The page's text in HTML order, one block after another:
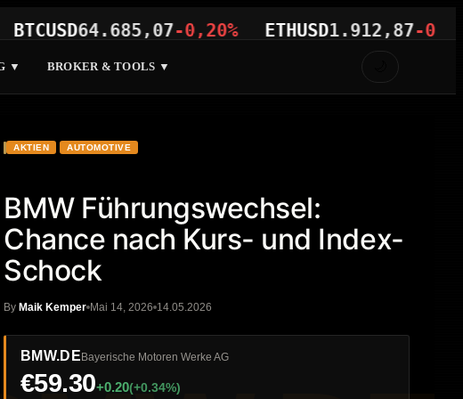
64.685,07-0,20% ETHUSD1.912,87-0,15%
▼ BROKER & TOOLS ▼
AKTIEN AUTOMOTIVE
BMW Führungswechsel:
Chance nach Kurs- und Index-
Schock
By Maik Kemper Mai 14, 2026 14.05.2026
BMW.DEBayerische Motoren Werke AG
€59.30+0.20(+0.34%)